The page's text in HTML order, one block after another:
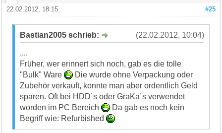
#25
22.02.2012, 18:15
(22.02.2012, 10:04)
Bastian2005 schrieb:
....
Früher, wer erinnert sich noch, gab es die tolle
"Bulk" Ware
Die wurde ohne Verpackung oder
Zubehör verkauft, konnte man aber ordentlich Geld
sparen. Oft bei HDD´s oder GraKa´s verwendet
worden im PC Bereich
Da gab es noch kein
Begriff wie: Refurbished